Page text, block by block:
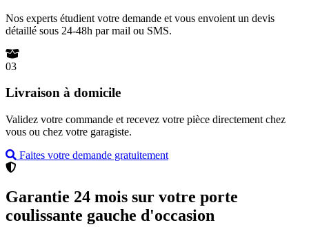
Nos experts étudient votre demande et vous envoient un devis
détaillé sous 24-48h par mail ou SMS.
03
Livraison à domicile
Validez votre commande et recevez votre pièce directement chez
vous ou chez votre garagiste.
Faites votre demande gratuitement
Garantie 24 mois sur votre porte
coulissante gauche d'occasion